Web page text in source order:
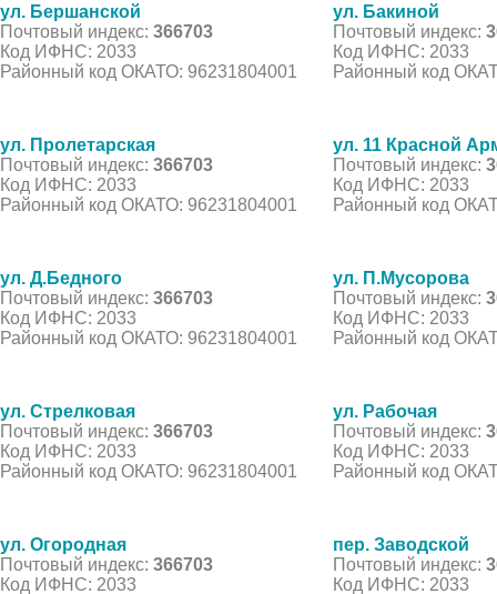
ул. Бершанской
Почтовый индекс: 366703
Код ИФНС: 2033
Районный код ОКАТО: 96231804001
ул. Бакиной
Почтовый индекс:
Код ИФНС: 2033
Районный код
ул. Пролетарская
Почтовый индекс: 366703
Код ИФНС: 2033
Районный код ОКАТО: 96231804001
ул. 11 Красной
Почтовый индекс:
Код ИФНС: 2033
Районный код
ул. Д.Бедного
Почтовый индекс: 366703
Код ИФНС: 2033
Районный код ОКАТО: 96231804001
ул. П.Мусорова
Почтовый индекс:
Код ИФНС: 2033
Районный код
ул. Стрелковая
Почтовый индекс: 366703
Код ИФНС: 2033
Районный код ОКАТО: 96231804001
ул. Рабочая
Почтовый индекс:
Код ИФНС: 2033
Районный код
ул. Огородная
Почтовый индекс: 366703
Код ИФНС: 2033
пер. Заводской
Почтовый индекс:
Код ИФНС: 2033